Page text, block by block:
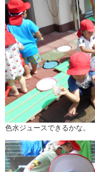
色水ジュースできるかな。